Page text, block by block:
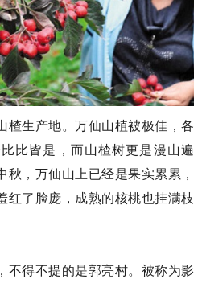
生产地。万仙山植被极佳，各
比皆是，而山楂树更是漫山遍
，万仙山上已经是果实累累，
红了脸庞，成熟的核桃也挂满枝
得不提的是郭亮村。被称为影